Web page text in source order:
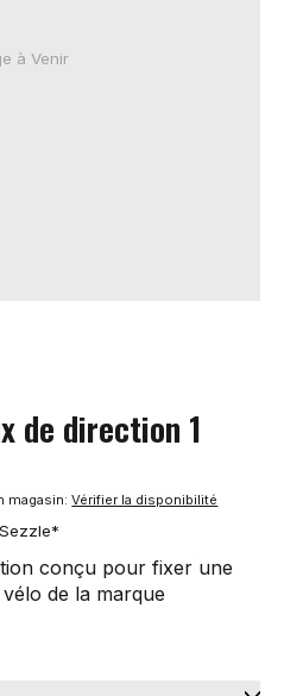
à Venir
de direction 1
magasin:Vérifier la disponibilité
conçu pour fixer une
de la marque